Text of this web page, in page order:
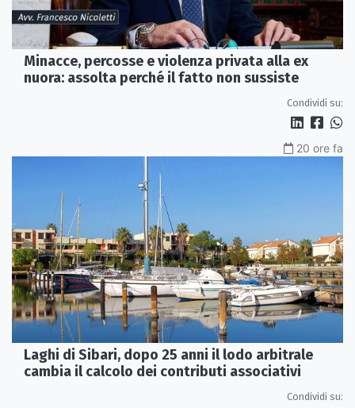
Minacce, percosse e violenza privata alla ex
nuora: assolta perché il fatto non sussiste
Condividi su:
20 ore fa
Laghi di Sibari, dopo 25 anni il lodo arbitrale
cambia il calcolo dei contributi associativi
Condividi su: